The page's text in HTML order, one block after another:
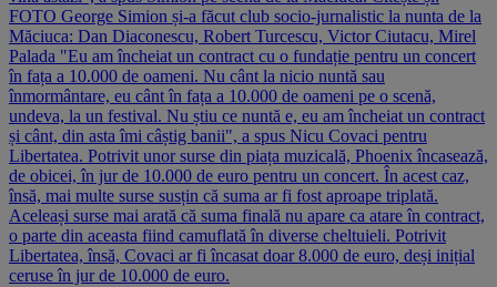
FOTO George Simion și-a făcut club socio-jurnalistic la nunta de la
Măciuca: Dan Diaconescu, Robert Turcescu, Victor Ciutacu, Mirel
Palada "Eu am încheiat un contract cu o fundație pentru un concert
în fața a 10.000 de oameni. Nu cânt la nicio nuntă sau
înmormântare, eu cânt în fața a 10.000 de oameni pe o scenă,
undeva, la un festival. Nu știu ce nuntă e, eu am încheiat un contract
și cânt, din asta îmi câștig banii", a spus Nicu Covaci pentru
Libertatea. Potrivit unor surse din piața muzicală, Phoenix încasează,
de obicei, în jur de 10.000 de euro pentru un concert. În acest caz,
însă, mai multe surse susțin că suma ar fi fost aproape triplată.
Aceleași surse mai arată că suma finală nu apare ca atare în contract,
o parte din aceasta fiind camuflată în diverse cheltuieli. Potrivit
Libertatea, însă, Covaci ar fi încasat doar 8.000 de euro, deși inițial
ceruse în jur de 10.000 de euro.